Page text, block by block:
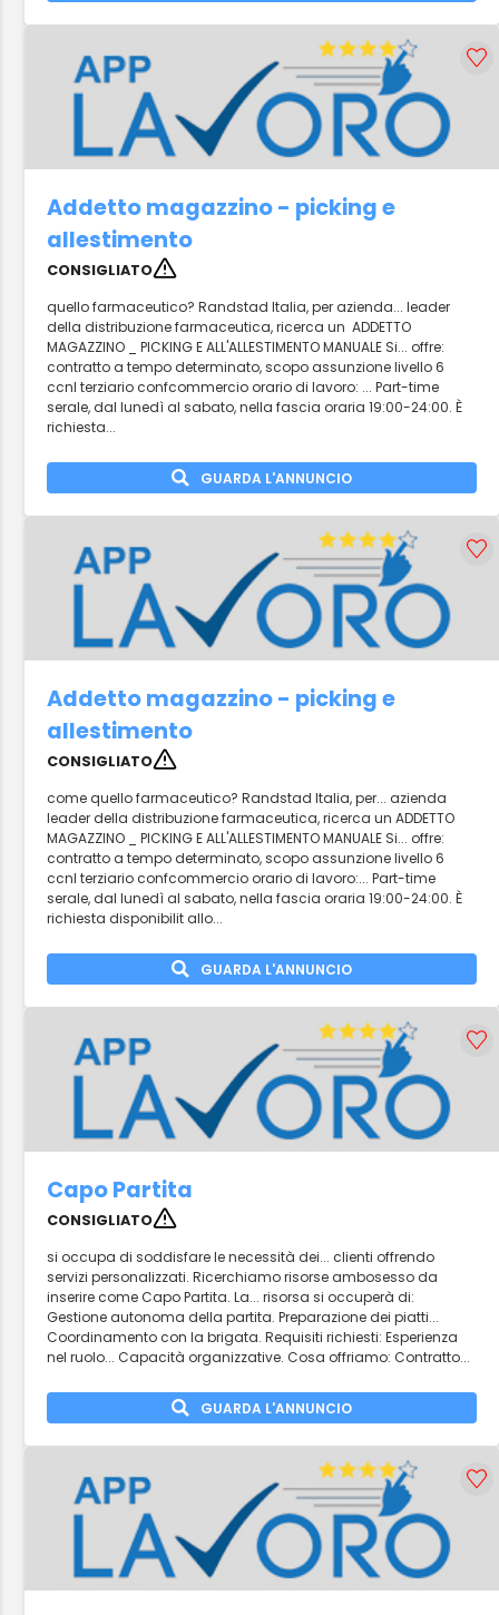
Addetto magazzino - picking e
allestimento
CONSIGLIATO
quello farmaceutico? Randstad Italia, per azienda... leader
della distribuzione farmaceutica, ricerca un ADDETTO
MAGAZZINO _ PICKING E ALL'ALLESTIMENTO MANUALE Si... offre:
contratto a tempo determinato, scopo assunzione livello 6
ccnl terziario confcommercio orario di lavoro: ... Part-time
serale, dal lunedì al sabato, nella fascia oraria 19:00-24:00. È
richiesta...
GUARDA L'ANNUNCIO
Addetto magazzino - picking e
allestimento
CONSIGLIATO
come quello farmaceutico? Randstad Italia, per... azienda
leader della distribuzione farmaceutica, ricerca un ADDETTO
MAGAZZINO _ PICKING E ALL'ALLESTIMENTO MANUALE Si... offre:
contratto a tempo determinato, scopo assunzione livello 6
ccnl terziario confcommercio orario di lavoro:... Part-time
serale, dal lunedì al sabato, nella fascia oraria 19:00-24:00. È
richiesta disponibilit allo...
GUARDA L'ANNUNCIO
Capo Partita
CONSIGLIATO
si occupa di soddisfare le necessità dei... clienti offrendo
servizi personalizzati. Ricerchiamo risorse ambosesso da
inserire come Capo Partita. La... risorsa si occuperà di:
Gestione autonoma della partita. Preparazione dei piatti...
Coordinamento con la brigata. Requisiti richiesti: Esperienza
nel ruolo... Capacità organizzative. Cosa offriamo: Contratto...
GUARDA L'ANNUNCIO